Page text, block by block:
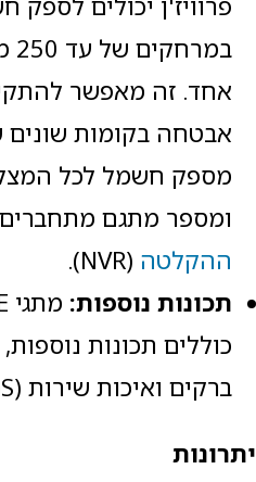
אחד. זה מאפשר
אבטחה בקומות
מספק חשמל לכל
ומספר מתגם
ההקלטה (NVR).
תכונות נוספות:
כוללים תכונות
ברקים ואיכות שירות (QoS).
יתרונות